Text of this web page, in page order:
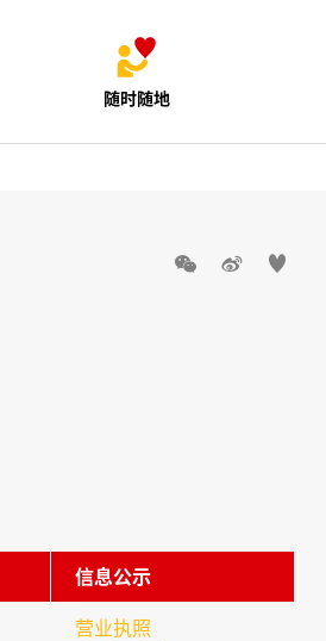
随时随地
  
信息公示
营业执照